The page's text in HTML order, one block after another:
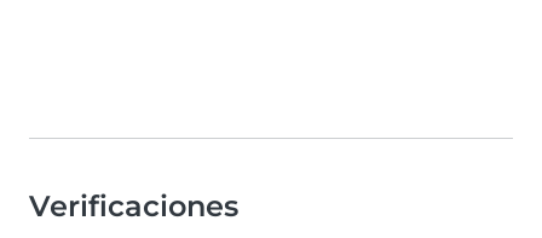
Verificaciones